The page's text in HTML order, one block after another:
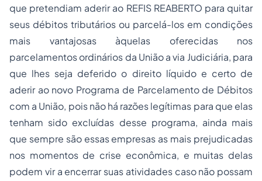
que pretendiam aderir ao REFIS REABERTO para quitar
seus débitos tributários ou parcelá-los em condições
mais vantajosas àquelas oferecidas nos
parcelamentos ordinários da União a via Judiciária, para
que lhes seja deferido o direito líquido e certo de
aderir ao novo Programa de Parcelamento de Débitos
com a União, pois não há razões legítimas para que elas
tenham sido excluídas desse programa, ainda mais
que sempre são essas empresas as mais prejudicadas
nos momentos de crise econômica, e muitas delas
podem vir a encerrar suas atividades caso não possam